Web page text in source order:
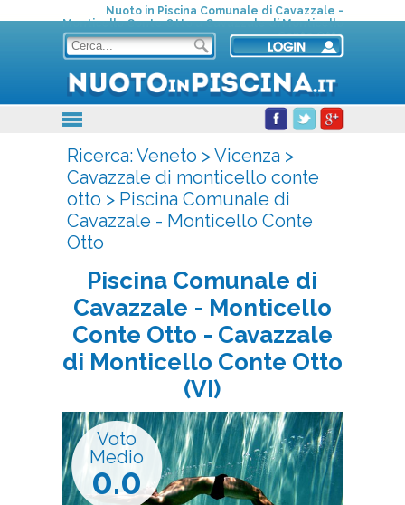
Nuoto in Piscina Comunale di Cavazzale -
Monticello Conte Otto a Cavazzale di Monticello
Conte Otto
Ricerca:Veneto >Vicenza>
Cavazzale di monticello conte
otto > Piscina Comunale di
Cavazzale - Monticello Conte
Otto
Piscina Comunale di
Cavazzale - Monticello
Conte Otto - Cavazzale
di Monticello Conte Otto
(VI)
Voto
Medio
0.0